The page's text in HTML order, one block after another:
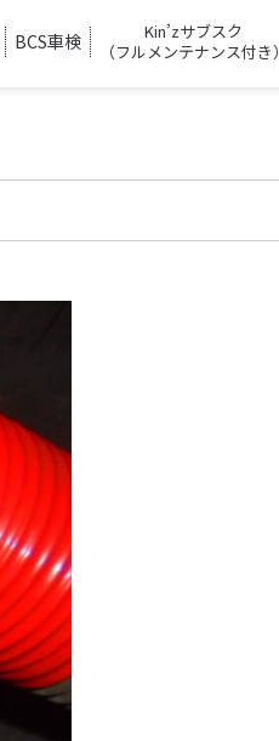
BCS車検
Kin’zサブスク
（フルメンテナンス付き）